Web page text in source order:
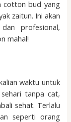
cotton bud yang
zaitun. Ini akan
profesional,
mahal!
waktu untuk
tanpa cat,
sehat. Terlalu
seperti orang